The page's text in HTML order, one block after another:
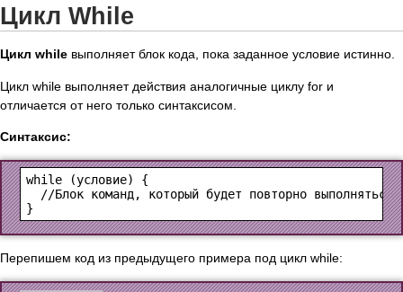
Цикл While
Цикл while выполняет блок кода, пока заданное условие истинно.
Цикл while выполняет действия аналогичные циклу for и
отличается от него только синтаксисом.
Синтаксис:
while (условие) {
//Блок команд, который будет повторно выполняться
Перепишем код из предыдущего примера под цикл while: